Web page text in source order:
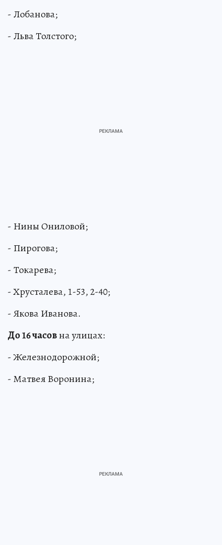
- Лобанова;
- Льва Толстого;
- Нины Ониловой;
- Пирогова;
- Токарева;
- Хрусталева, 1-53, 2-40;
- Якова Иванова.
До 16 часовна улицах:
- Железнодорожной;
- Матвея Воронина;